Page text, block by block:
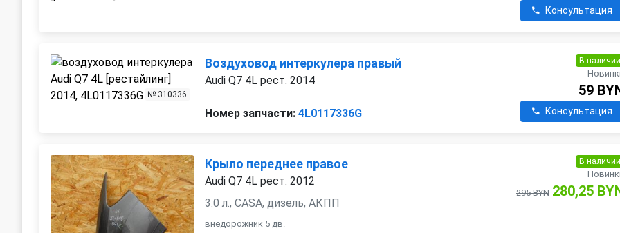
Консультация
№ 310336
Воздуховод интеркулера правый
Audi Q7 4L рест. 2014
Номер запчасти: 4L0117336G
В наличии
59
Консультация
Крыло переднее правое
Audi Q7 4L рест. 2012
3.0 л., CASA, дизель, АКПП
внедорожник 5 дв.
В наличии
295 BYN 280,25